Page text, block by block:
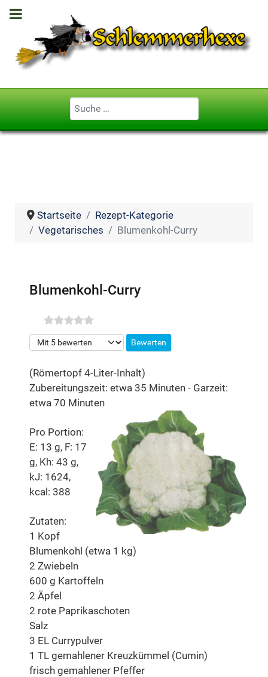
Geben Sie ...
Startseite
Rezept-Kategorie
Vegetarisches
Blumenkohl-Curry
Blumenkohl-Curry
Bitte bewerten
(Römertopf 4-Liter-Inhalt)
Zubereitungszeit: etwa 35 Minuten - Garzeit:
etwa 70 Minuten
Pro Portion:
E: 13 g, F: 17
g, Kh: 43 g,
kJ: 1624,
kcal: 388
Zutaten:
1 Kopf
Blumenkohl (etwa 1 kg)
2 Zwiebeln
600 g Kartoffeln
2 Äpfel
2 rote Paprikaschoten
Salz
3 EL Currypulver
1 TL gemahlener Kreuzkümmel (Cumin)
frisch gemahlener Pfeffer